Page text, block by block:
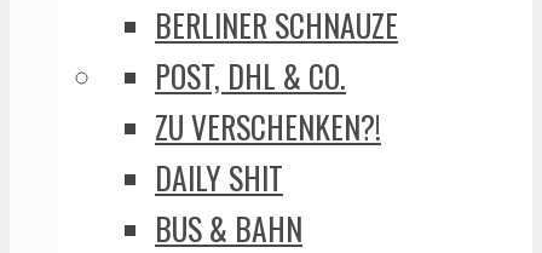
BERLINER SCHNAUZE
POST, DHL & CO.
ZU VERSCHENKEN?!
DAILY SHIT
BUS & BAHN